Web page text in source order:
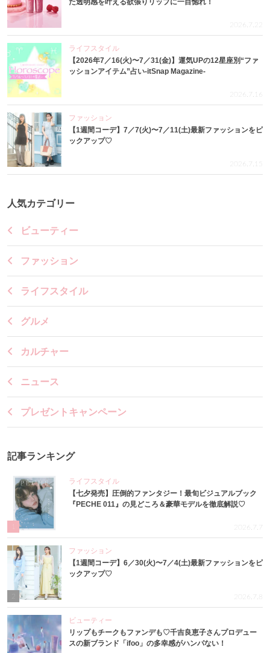
た透明感を叶える欲張りリップに一目惚れ！
2026.7.22
ライフスタイル
【2026年7／16(火)〜7／31(金)】運気UPの12星座別“ファ
ッションアイテム”占い-itSnap Magazine-
2026.7.16
ファッション
【1週間コーデ】7／7(火)〜7／11(土)最新ファッションをピ
ックアップ♡
2026.7.15
人気カテゴリー
ビューティー
ファッション
ライフスタイル
グルメ
カルチャー
ニュース
プレゼントキャンペーン
記事ランキング
ライフスタイル
【七夕発売】圧倒的ファンタジー！最旬ビジュアルブック
『PECHE 011』の見どころ＆豪華モデルを徹底解説♡
2026.7.7
ファッション
【1週間コーデ】6／30(火)〜7／4(土)最新ファッションをピ
ックアップ♡
2026.7.8
ビューティー
リップもチークもファンデも♡千吉良恵子さんプロデュー
スの新ブランド「ifoo」の多幸感がハンパない！